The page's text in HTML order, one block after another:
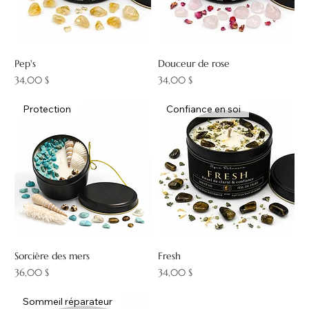
Pep's
Prix
34,00 $
Douceur de rose
Prix
34,00 $
Protection
Sorcière des mers
Prix
36,00 $
Confiance en soi
Fresh
Prix
34,00 $
Sommeil réparateur